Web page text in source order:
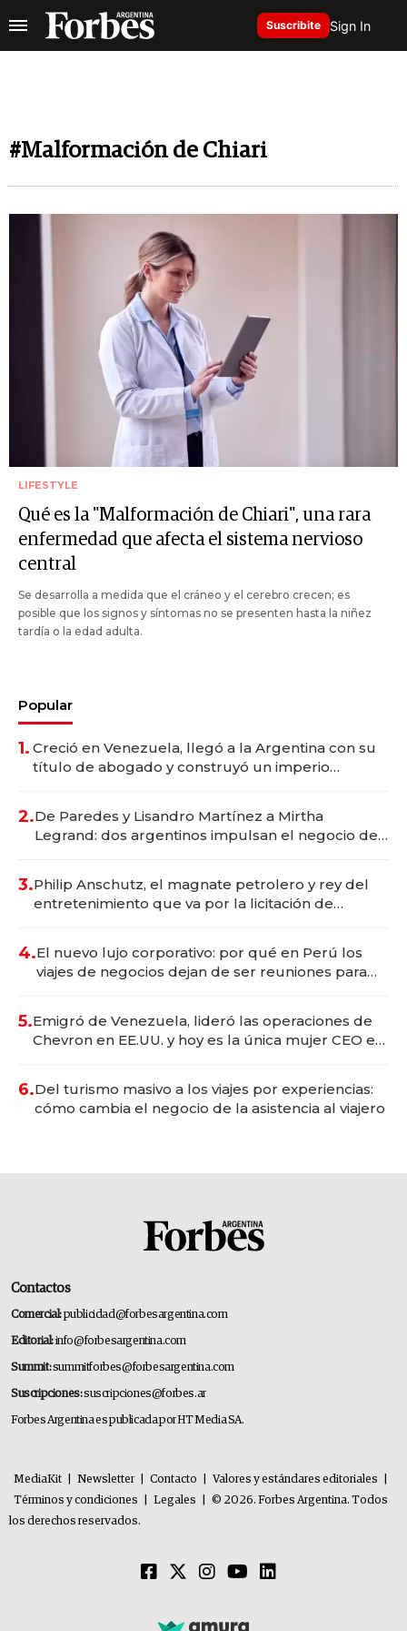
Suscribite Sign In
#Malformación de Chiari
LIFESTYLE
Qué es la "Malformación de Chiari", una rara
enfermedad que afecta el sistema nervioso
central
Se desarrolla a medida que el cráneo y el cerebro crecen; es
posible que los signos y síntomas no se presenten hasta la niñez
tardía o la edad adulta.
Popular
1. Creció en Venezuela, llegó a la Argentina con su
título de abogado y construyó un imperio
2.De Paredes y Lisandro Martínez a Mirtha
Legrand: dos argentinos impulsan el negocio del
3.Philip Anschutz, el magnate petrolero y rey del
entretenimiento que va por la licitación de
4.El nuevo lujo corporativo: por qué en Perú los
viajes de negocios dejan de ser reuniones para
5.Emigró de Venezuela, lideró las operaciones de
Chevron en EE.UU. y hoy es la única mujer CEO en
6.Del turismo masivo a los viajes por experiencias:
cómo cambia el negocio de la asistencia al viajero
Contactos
Comercial:publicidad@forbesargentina.com
Editorial:info@forbesargentina.com
Summit:summitforbes@forbesargentina.com
Suscripciones:suscripciones@forbes.ar
Forbes Argentina es publicada por HT Media SA.
MediaKit Newsletter Contacto Valores y estándares editoriales
Términos y condiciones
Legales
© 2026. Forbes Argentina. Todos
los derechos reservados.